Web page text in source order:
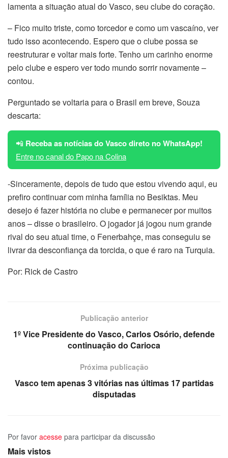
lamenta a situação atual do Vasco, seu clube do coração.
– Fico muito triste, como torcedor e como um vascaíno, ver
tudo isso acontecendo. Espero que o clube possa se
reestruturar e voltar mais forte. Tenho um carinho enorme
pelo clube e espero ver todo mundo sorrir novamente –
contou.
Perguntado se voltaria para o Brasil em breve, Souza
descarta:
📲 Receba as notícias do Vasco direto no WhatsApp!
Entre no canal do Papo na Colina
-Sinceramente, depois de tudo que estou vivendo aqui, eu
prefiro continuar com minha família no Besiktas. Meu
desejo é fazer história no clube e permanecer por muitos
anos – disse o brasileiro. O jogador já jogou num grande
rival do seu atual time, o Fenerbahçe, mas conseguiu se
livrar da desconfiança da torcida, o que é raro na Turquia.
Por: Rick de Castro
Publicação anterior
1º Vice Presidente do Vasco, Carlos Osório, defende
continuação do Carioca
Próxima publicação
Vasco tem apenas 3 vitórias nas últimas 17 partidas
disputadas
Por favor acesse para participar da discussão
Mais vistos